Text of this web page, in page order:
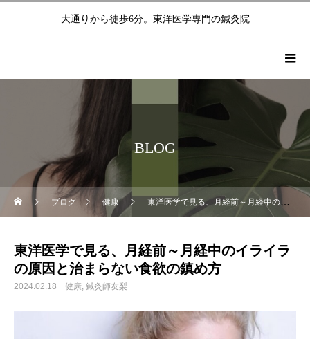
大通りから徒歩6分。東洋医学専門の鍼灸院
BLOG
ブログ 健康 東洋医学で見る、月経前～月経中のイライラの原因と治まらない食欲の鎮め方
東洋医学で見る、月経前～月経中のイライラ
の原因と治まらない食欲の鎮め方
2024.02.18 健康 鍼灸師友梨